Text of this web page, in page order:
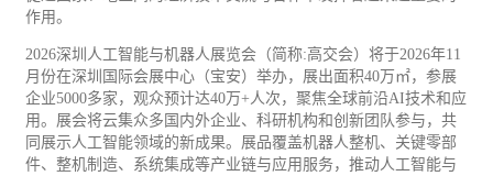
作用。
2026深圳人工智能与机器人展览会（简称:高交会）将于2026年11
月份在深圳国际会展中心（宝安）举办，展出面积40万㎡，参展
企业5000多家，观众预计达40万+人次，聚焦全球前沿AI技术和应
用。展会将云集众多国内外企业、科研机构和创新团队参与，共
同展示人工智能领域的新成果。展品覆盖机器人整机、关键零部
件、整机制造、系统集成等产业链与应用服务，推动人工智能与